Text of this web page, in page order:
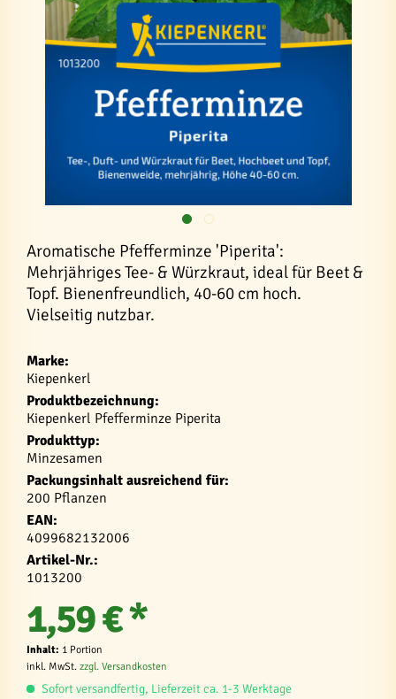
Aromatische Pfefferminze 'Piperita':
Mehrjähriges Tee- & Würzkraut, ideal für Beet &
Topf. Bienenfreundlich, 40-60 cm hoch.
Vielseitig nutzbar.
Marke:
Kiepenkerl
Produktbezeichnung:
Kiepenkerl Pfefferminze Piperita
Produkttyp:
Minzesamen
Packungsinhalt ausreichend für:
200 Pflanzen
EAN:
4099682132006
Artikel-Nr.:
1013200
1,59 € *
Inhalt: 1 Portion
inkl. MwSt. zzgl. Versandkosten
Sofort versandfertig, Lieferzeit ca. 1-3 Werktage